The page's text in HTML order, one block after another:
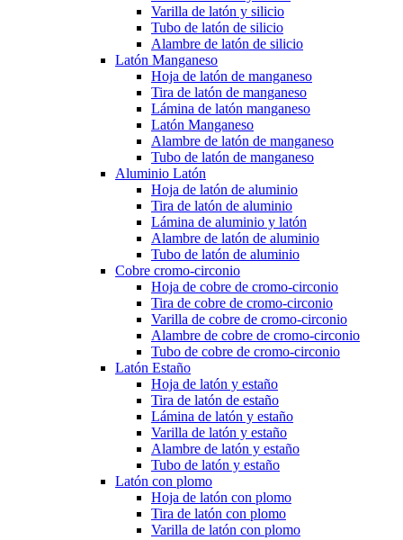
Varilla de latón y silicio
Tubo de latón de silicio
Alambre de latón de silicio
Latón Manganeso
Hoja de latón de manganeso
Tira de latón de manganeso
Lámina de latón manganeso
Latón Manganeso
Alambre de latón de manganeso
Tubo de latón de manganeso
Aluminio Latón
Hoja de latón de aluminio
Tira de latón de aluminio
Lámina de aluminio y latón
Alambre de latón de aluminio
Tubo de latón de aluminio
Cobre cromo-circonio
Hoja de cobre de cromo-circonio
Tira de cobre de cromo-circonio
Varilla de cobre de cromo-circonio
Alambre de cobre de cromo-circonio
Tubo de cobre de cromo-circonio
Latón Estaño
Hoja de latón y estaño
Tira de latón de estaño
Lámina de latón y estaño
Varilla de latón y estaño
Alambre de latón y estaño
Tubo de latón y estaño
Latón con plomo
Hoja de latón con plomo
Tira de latón con plomo
Varilla de latón con plomo